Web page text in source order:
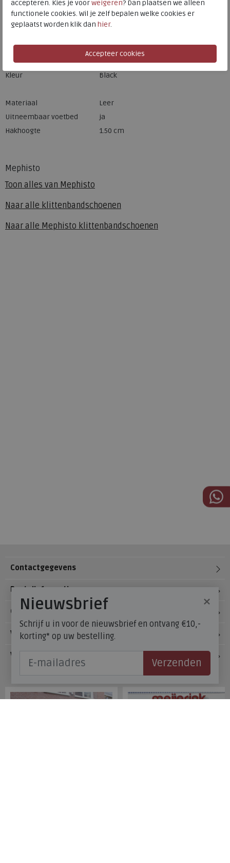
Mephisto
Toon alles van Mephisto
Naar alle klittenbandschoenen
Naar alle Mephisto klittenbandschoenen
Altijd retourneren, binnen 1 werkdag terugbetaald
Fabrikantcode
P5106949
Bestelcode
150.09.100381
Kleur
Black
Materiaal
Leer
Uitneembaar voetbed
ja
Hakhoogte
1.50 cm
Contactgegevens
Bestelinformatie
Over Meijerink Schoenen
Voetzorg
Veelgestelde vragen
×
Nieuwsbrief
Schrijf u in voor de nieuwsbrief en ontvang €10,-
korting* op uw bestelling.
Verzenden
accepteren. Kies je voorweigeren? Dan plaatsen we alleen
functionele cookies. Wil je zelf bepalen welke cookies er
geplaatst worden klik dan hier.